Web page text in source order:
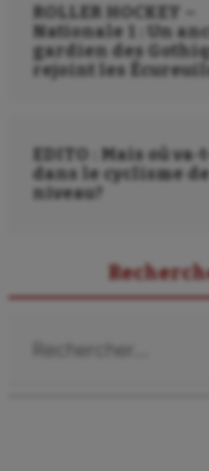
ROLLER HOCKEY –
Nationale 1 : Un
gardien des
rejoint les
EDITO : Mais où
dans le cyclisme
niveau?